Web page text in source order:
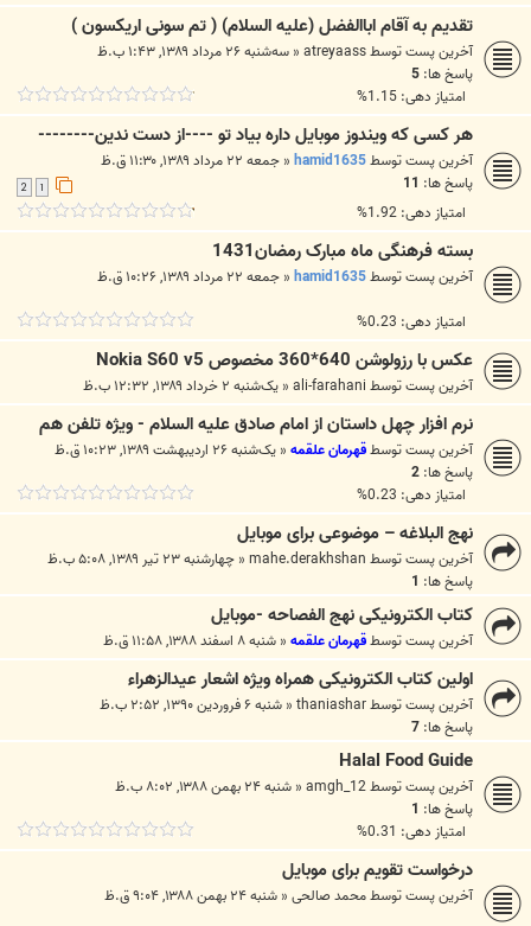
تقدیم به آقام اباالفضل (علیه السلام) ( تم سونی اریکسون )
آخرین پست توسطatreyaass
« سه‌شنبه ۲۶ مرداد ۱۳۸۹, ۱:۴۳ ب.ظ
پاسخ ها: 5
امتیاز دهی: 1.15%
هر کسی که ویندوز موبایل داره بیاد تو ----از دست ندین--------
آخرین پست توسطhamid1635
« جمعه ۲۲ مرداد ۱۳۸۹, ۱۱:۳۰ ق.ظ
پاسخ ها: 11
امتیاز دهی: 1.92%
بسته فرهنگی ماه مبارک رمضان1431
آخرین پست توسطhamid1635
« جمعه ۲۲ مرداد ۱۳۸۹, ۱۰:۲۶ ق.ظ
امتیاز دهی: 0.23%
عکس با رزولوشن 640*360 مخصوص Nokia S60 v5
آخرین پست توسطali-farahani
« یک‌شنبه ۲ خرداد ۱۳۸۹, ۱۲:۳۲ ب.ظ
نرم افزار چهل داستان از امام صادق علیه السلام - ویژه تلفن هم
آخرین پست توسطقهرمان علقمه« یک‌شنبه ۲۶ اردیبهشت ۱۳۸۹, ۱۰:۲۳ ق.ظ
پاسخ ها: 2
امتیاز دهی: 0.23%
نهج البلاغه – موضوعی برای موبایل
آخرین پست توسطmahe.derakhshan
« چهارشنبه ۲۳ تیر ۱۳۸۹, ۵:۰۸ ب.ظ
پاسخ ها: 1
کتاب الکترونیکی نهج الفصاحه -موبایل
آخرین پست توسطقهرمان علقمه« شنبه ۸ اسفند ۱۳۸۸, ۱۱:۵۸ ق.ظ
اولین کتاب الکترونیکی همراه ویژه اشعار عیدالزهراء
آخرین پست توسطthaniashar
« شنبه ۶ فروردین ۱۳۹۰, ۲:۵۲ ب.ظ
پاسخ ها: 7
Halal Food Guide
آخرین پست توسطamgh_12
« شنبه ۲۴ بهمن ۱۳۸۸, ۸:۰۲ ب.ظ
پاسخ ها: 1
امتیاز دهی: 0.31%
درخواست تقویم برای موبایل
آخرین پست توسطمحمد صالحی« شنبه ۲۴ بهمن ۱۳۸۸, ۹:۰۴ ق.ظ